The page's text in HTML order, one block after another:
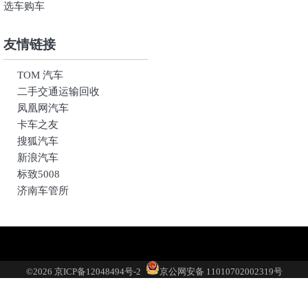
选车购车
友情链接
TOM 汽车
二手交通运输回收
凤凰网汽车
卡车之友
搜狐汽车
新浪汽车
标致5008
济南车管所
于
我
车
投
系
我
取
车
©2026 京ICP备12048494号-2 京公网安备 11010702002319号